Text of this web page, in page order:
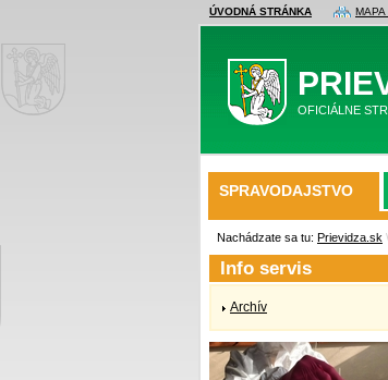
ÚVODNÁ STRÁNKA MAPA
OFICIÁLNE
SPRAVODAJSTVO
Nachádzate sa tu: Prievidza.sk \
Info servis
Archív